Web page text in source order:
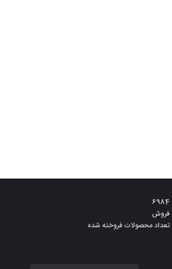
6984
فروش
تعداد محصولات فروخته شده